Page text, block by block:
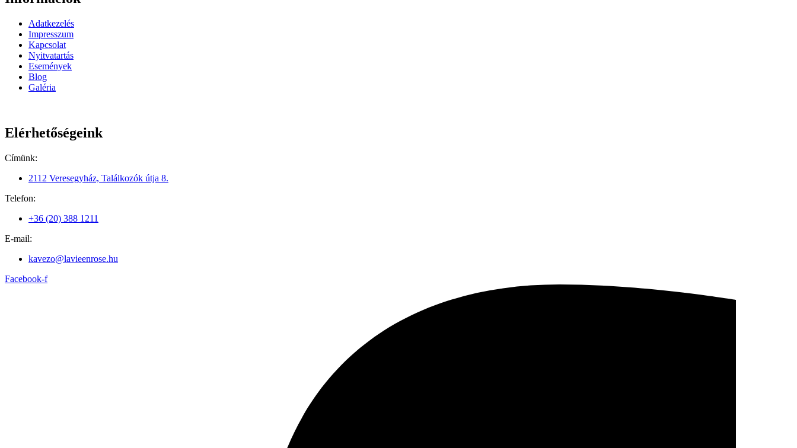
Adatkezelés
Impresszum
Kapcsolat
Nyitvatartás
Események
Blog
Galéria
Elérhetőségeink
Címünk:
2112 Veresegyház, Találkozók útja 8.
Telefon:
+36 (20) 388 1211
E-mail:
kavezo@lavieenrose.hu
Facebook-f